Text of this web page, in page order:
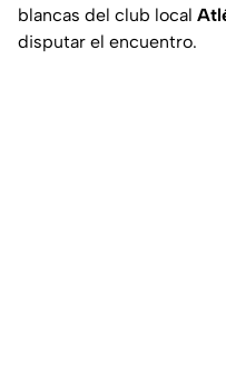
blancas del club local
disputar el encuentro.